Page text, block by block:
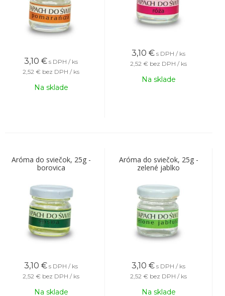
3,10 € s DPH / ks
2,52 € bez DPH / ks
Na sklade
3,10 € s DPH / ks
2,52 € bez DPH / ks
Na sklade
Aróma do sviečok, 25g -
borovica
3,10 € s DPH / ks
2,52 € bez DPH / ks
Na sklade
Aróma do sviečok, 25g -
zelené jablko
3,10 € s DPH / ks
2,52 € bez DPH / ks
Na sklade